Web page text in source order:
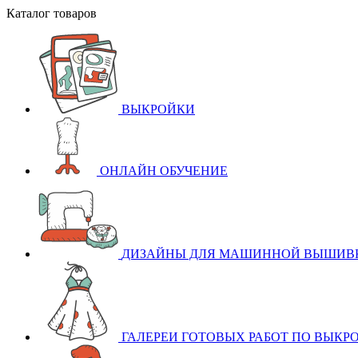
Каталог товаров
ВЫКРОЙКИ
ОНЛАЙН ОБУЧЕНИЕ
ДИЗАЙНЫ ДЛЯ МАШИННОЙ
ГАЛЕРЕИ ГОТОВЫХ РАБОТ ПО